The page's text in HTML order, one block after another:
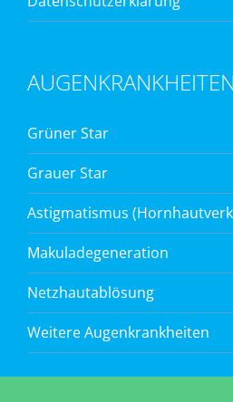
AUGENKRANKHEITEN
Grüner Star
Grauer Star
Astigmatismus
Makuladegeneration
Netzhautablösung
Weitere Augenkrankheiten